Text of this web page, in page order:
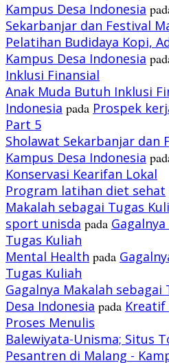
Kampus Desa Indonesia
Sekarbanjar dan Festival
Pelatihan Budidaya Kopi,
Kampus Desa Indonesia
Inklusi Finansial
Anak Muda Butuh Inklusi
Indonesia pada Prospek
Part 5
Sholawat Sekarbanjar dan
Kampus Desa Indonesia
Konservasi Kearifan Lokal
Program latihan diet sehat
Makalah sebagai Tugas
sport unisda pada
Tugas Kuliah
Mental Health pada
Tugas Kuliah
Gagalnya Makalah sebagai
Desa Indonesia pada Kreatif
Proses Menulis
Balewiyata-Unisma; Situs
Pesantren di Malang -